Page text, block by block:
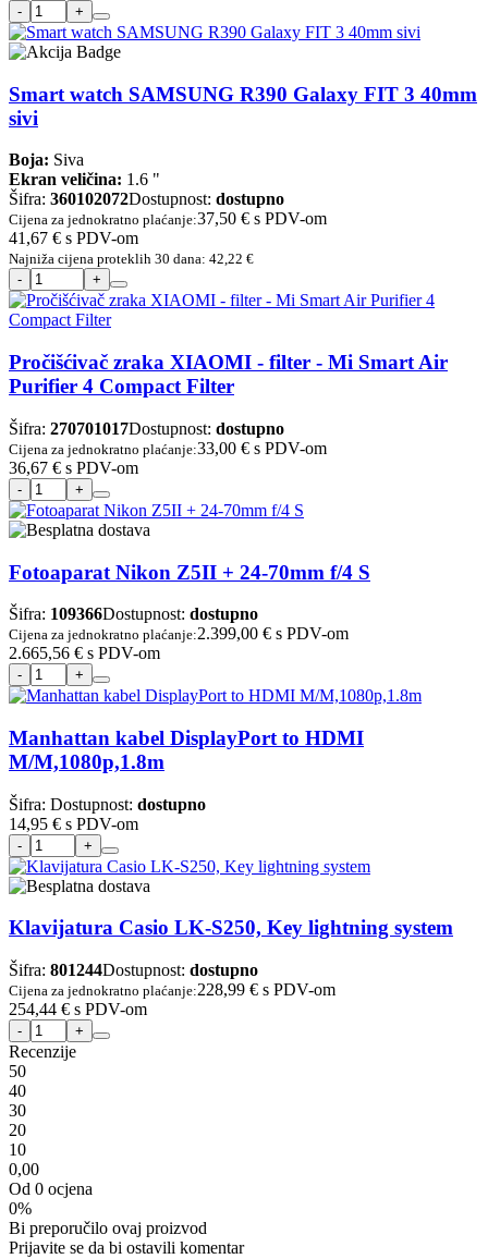
Smart watch SAMSUNG R390 Galaxy FIT 3 40mm
sivi
Boja: Siva
Ekran veličina: 1.6 "
Šifra: 360102072Dostupnost: dostupno
Cijena za jednokratno plaćanje:37,50 € s PDV-om
41,67 € s PDV-om
Najniža cijena proteklih 30 dana: 42,22 €
Pročišćivač zraka XIAOMI - filter - Mi Smart Air
Purifier 4 Compact Filter
Šifra: 270701017Dostupnost: dostupno
Cijena za jednokratno plaćanje:33,00 € s PDV-om
36,67 € s PDV-om
Fotoaparat Nikon Z5II + 24-70mm f/4 S
Šifra: 109366Dostupnost: dostupno
Cijena za jednokratno plaćanje:2.399,00 € s PDV-om
2.665,56 € s PDV-om
Manhattan kabel DisplayPort to HDMI
M/M,1080p,1.8m
Šifra: Dostupnost: dostupno
14,95 € s PDV-om
Klavijatura Casio LK-S250, Key lightning system
Šifra: 801244Dostupnost: dostupno
Cijena za jednokratno plaćanje:228,99 € s PDV-om
254,44 € s PDV-om
Recenzije
50
40
30
20
10
0,00
Od 0 ocjena
0%
Bi preporučilo ovaj proizvod
Prijavite se da bi ostavili komentar